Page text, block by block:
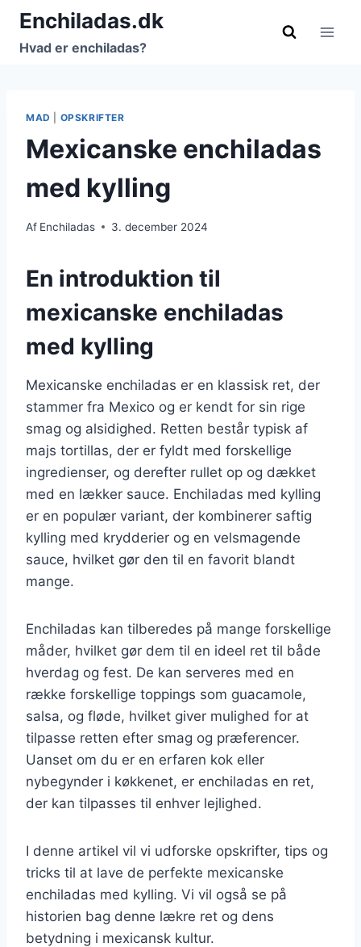
Fortsæt
indhold
Enchiladas.dk
Hvad er enchiladas?
MAD OPSKRIFTER
Mexicanske enchiladas
med kylling
Af Enchiladas 3. december 2024
En introduktion til
mexicanske enchiladas
med kylling
Mexicanske enchiladas er en klassisk ret, der
stammer fra Mexico og er kendt for sin rige
smag og alsidighed. Retten består typisk af
majs tortillas, der er fyldt med forskellige
ingredienser, og derefter rullet op og dækket
med en lækker sauce. Enchiladas med kylling
er en populær variant, der kombinerer saftig
kylling med krydderier og en velsmagende
sauce, hvilket gør den til en favorit blandt
mange.
Enchiladas kan tilberedes på mange forskellige
måder, hvilket gør dem til en ideel ret til både
hverdag og fest. De kan serveres med en
række forskellige toppings som guacamole,
salsa, og fløde, hvilket giver mulighed for at
tilpasse retten efter smag og præferencer.
Uanset om du er en erfaren kok eller
nybegynder i køkkenet, er enchiladas en ret,
der kan tilpasses til enhver lejlighed.
I denne artikel vil vi udforske opskrifter, tips og
tricks til at lave de perfekte mexicanske
enchiladas med kylling. Vi vil også se på
historien bag denne lækre ret og dens
betydning i mexicansk kultur.